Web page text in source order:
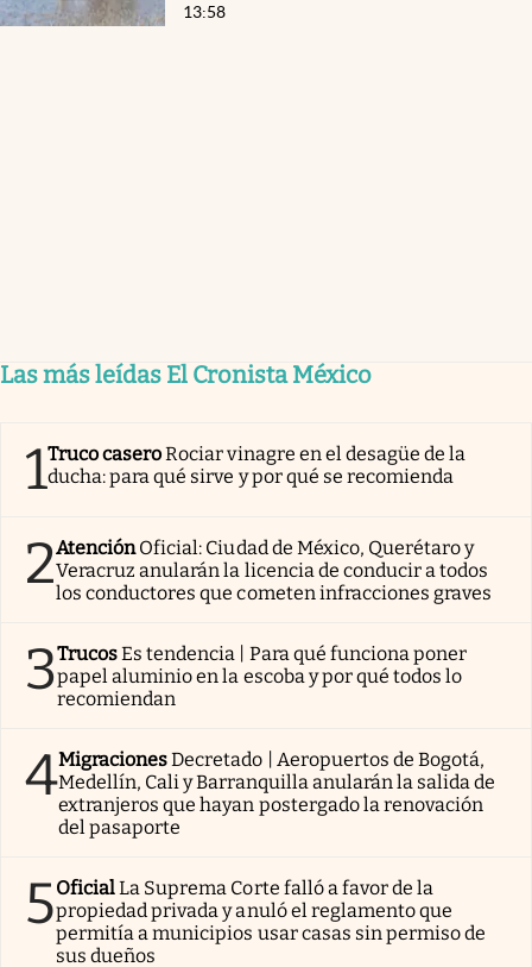
13:58
Las más leídas El Cronista México
1Truco caseroRociar vinagre en el desagüe de la
ducha: para qué sirve y por qué se recomienda
2AtenciónOficial: Ciudad de México, Querétaro y
Veracruz anularán la licencia de conducir a todos
los conductores que cometen infracciones graves
3TrucosEs tendencia | Para qué funciona poner
papel aluminio en la escoba y por qué todos lo
recomiendan
4MigracionesDecretado | Aeropuertos de Bogotá,
Medellín, Cali y Barranquilla anularán la salida de
extranjeros que hayan postergado la renovación
del pasaporte
5OficialLa Suprema Corte falló a favor de la
propiedad privada y anuló el reglamento que
permitía a municipios usar casas sin permiso de
sus dueños